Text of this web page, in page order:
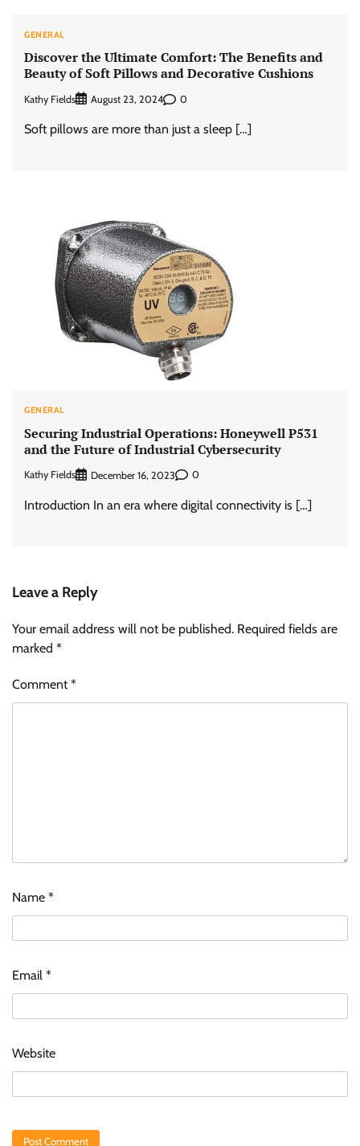
GENERAL
Discover the Ultimate Comfort: The Benefits and
Beauty of Soft Pillows and Decorative Cushions
Kathy Fields August 23, 2024 0
Soft pillows are more than just a sleep […]
GENERAL
Securing Industrial Operations: Honeywell P531
and the Future of Industrial Cybersecurity
Kathy Fields December 16, 2023 0
Introduction In an era where digital connectivity is […]
Leave a Reply
Your email address will not be published. Required fields are
marked *
Comment*
Name *
Email *
Website